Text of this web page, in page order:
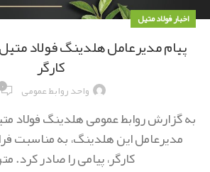
اخبار فولاد متیل
پیام مدیرعامل هلدینگ فولاد
کارگر
واحد روابط عمومی ۰
به گزارش روابط عمومی هلدینگ فولاد
مدیرعامل این هلدینگ، به مناسبت
کارگر، پیامی را صادر کرد.